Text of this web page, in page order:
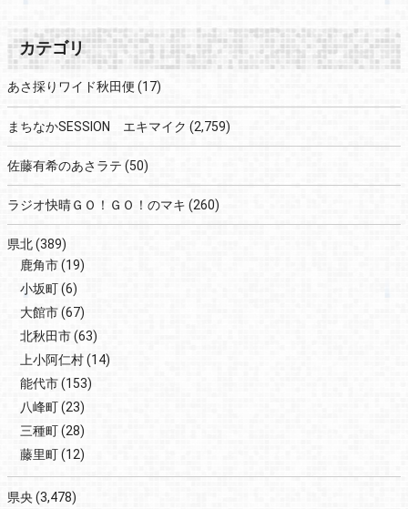
カテゴリ
あさ採りワイド秋田便 (17)
まちなかSESSION エキマイク (2,759)
佐藤有希のあさラテ (50)
ラジオ快晴ＧＯ！ＧＯ！のマキ (260)
県北(389)
鹿角市(19)
小坂町(6)
大館市(67)
北秋田市(63)
上小阿仁村(14)
能代市(153)
八峰町(23)
三種町(28)
藤里町(12)
県央(3,478)